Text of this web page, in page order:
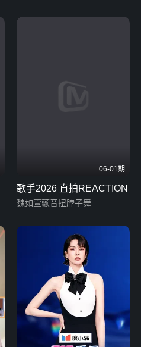
06-01期
歌手2026 直拍REACTION
魏如萱颤音扭脖子舞